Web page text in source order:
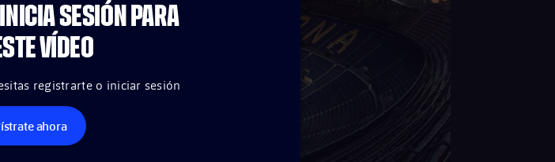
SESIÓN PARA
VÍDEO
registrarte o iniciar sesión
ahora